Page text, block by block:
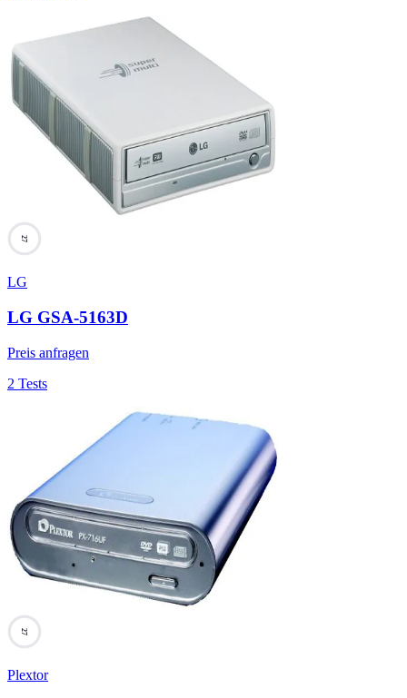
27
LG
LG GSA-5163D
Preis anfragen
2 Tests
27
Plextor